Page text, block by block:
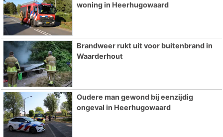
woning in Heerhugowaard
Brandweer rukt uit voor buitenbrand in
Waarderhout
Oudere man gewond bij eenzijdig
ongeval in Heerhugowaard